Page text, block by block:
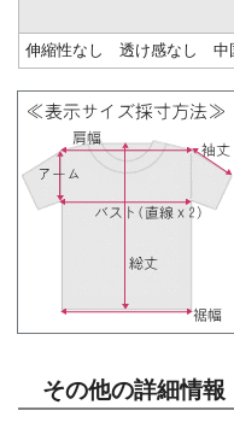
伸縮性なし 透け感なし
その他の詳細情報